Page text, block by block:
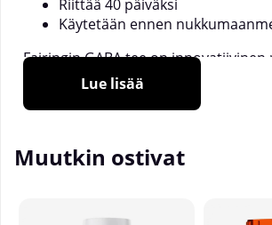
Riittää 40 päiväksi
Käytetään ennen
Fairingin GABA tee on innovatiivinen
on ainutlaatuinen. Useimmat
sekoittaa kuumaan veteen ja juoda
monille, mutta joskus kaipaa
Lue lisää
Muutkin ostivat